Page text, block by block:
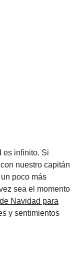
es infinito. Si
nuestro capitán
poco más
sea el momento
Navidad para
y sentimientos